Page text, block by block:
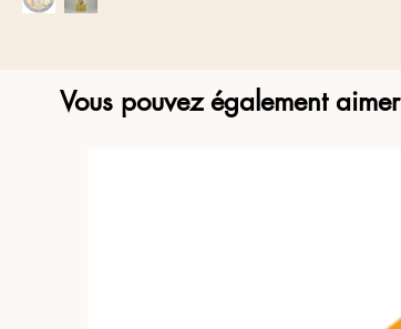
Vous pouvez également aimer